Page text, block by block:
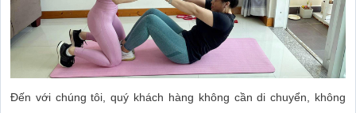
Đến với chúng tôi, quý khách hàng không cần di chuyển, không